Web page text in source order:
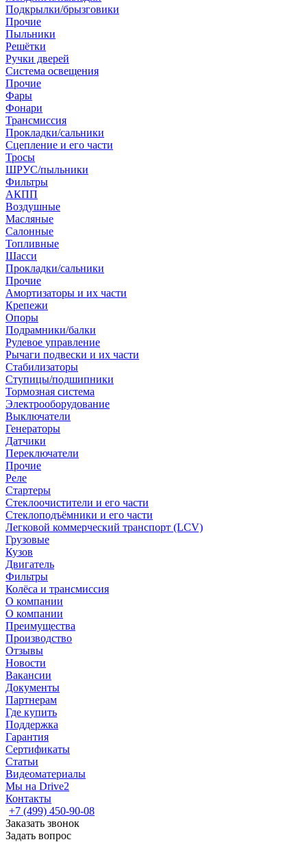
Подкрылки/брызговики
Прочие
Пыльники
Решётки
Ручки дверей
Система освещения
Прочие
Фары
Фонари
Трансмиссия
Прокладки/сальники
Сцепление и его части
Тросы
ШРУС/пыльники
Фильтры
АКПП
Воздушные
Масляные
Салонные
Топливные
Шасси
Прокладки/сальники
Прочие
Амортизаторы и их части
Крепежи
Опоры
Подрамники/балки
Рулевое управление
Рычаги подвески и их части
Стабилизаторы
Ступицы/подшипники
Тормозная система
Электрооборудование
Выключатели
Генераторы
Датчики
Переключатели
Прочие
Реле
Стартеры
Стеклоочистители и его части
Стеклоподъёмники и его части
Легковой коммерческий транспорт (LCV)
Грузовые
Кузов
Двигатель
Фильтры
Колёса и трансмиссия
О компании
О компании
Преимущества
Производство
Отзывы
Новости
Вакансии
Документы
Партнерам
Где купить
Поддержка
Гарантия
Сертификаты
Статьи
Видеоматериалы
Мы на Drive2
Контакты
+7 (499) 450-90-08
Заказать звонок
Задать вопрос